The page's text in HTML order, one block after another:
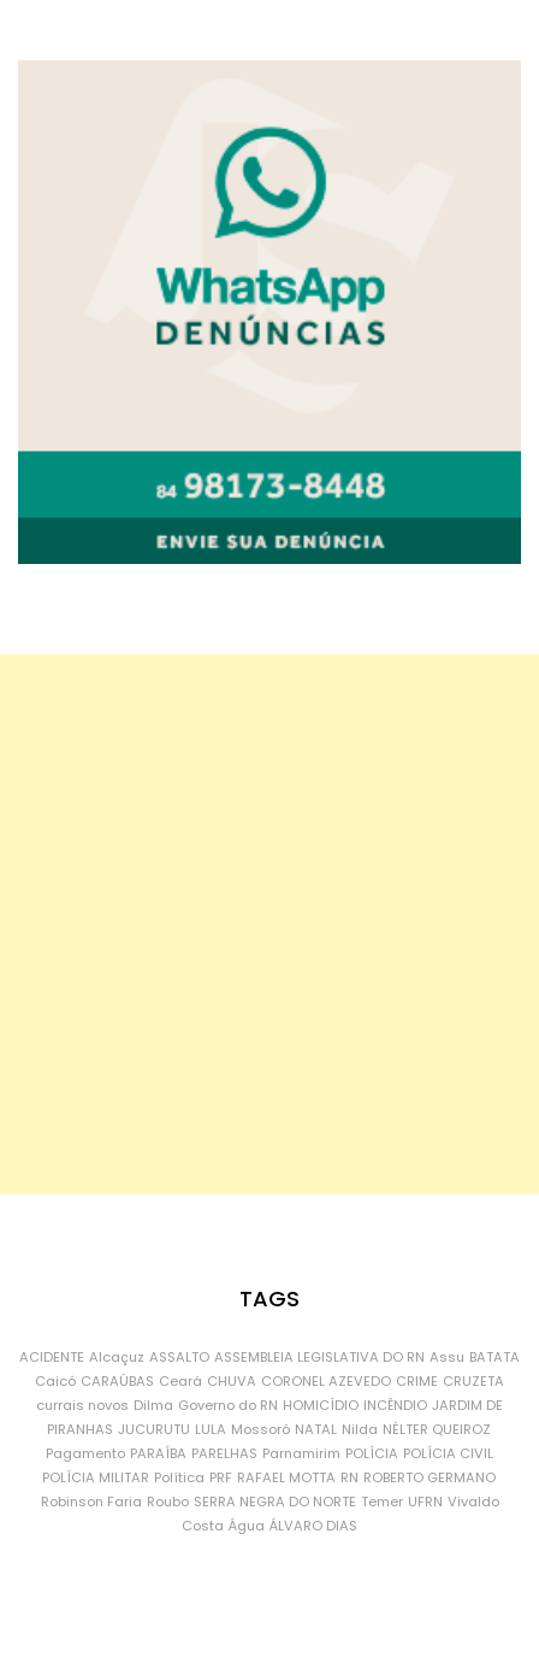
TAGS
ACIDENTE Alcaçuz ASSALTO ASSEMBLEIA LEGISLATIVA DO RN Assu BATATA
Caicó CARAÚBAS Ceará CHUVA CORONEL AZEVEDO CRIME CRUZETA
currais novos Dilma Governo do RN HOMICÍDIO INCÊNDIO JARDIM DE
PIRANHAS JUCURUTU LULA Mossoró NATAL Nilda NÉLTER QUEIROZ
Pagamento PARAÍBA PARELHAS Parnamirim POLÍCIA POLÍCIA CIVIL
POLÍCIA MILITAR Política PRF RAFAEL MOTTA RN ROBERTO GERMANO
Robinson Faria Roubo SERRA NEGRA DO NORTE Temer UFRN Vivaldo
Costa Água ÁLVARO DIAS